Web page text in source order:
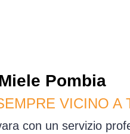
Pombia
VICINO A
con un servizio